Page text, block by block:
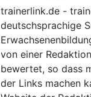
trainerlink.de -
deutschsprachige
von einer
bewertet, so dass
der Links machen